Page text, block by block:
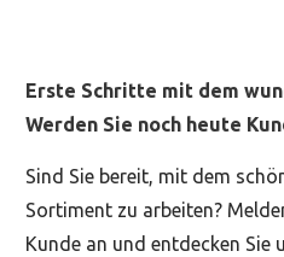
Erste Schritte mit dem
Werden Sie noch heute
Sind Sie bereit, mit dem
Sortiment zu arbeiten?
Kunde an und entdecken Sie